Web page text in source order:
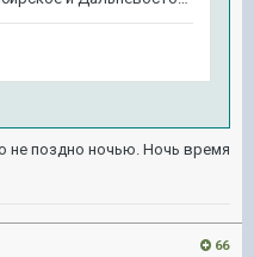
не поздно ночью. Ночь время
66